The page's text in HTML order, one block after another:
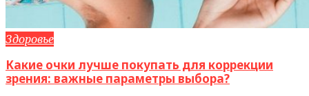
Здоровье
Какие очки лучше покупать для коррекции
зрения: важные параметры выбора?